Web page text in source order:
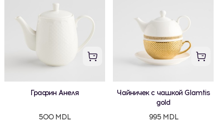
Графин Анеля
500 MDL
Чайничек с чашкой Glamtis
gold
995 MDL